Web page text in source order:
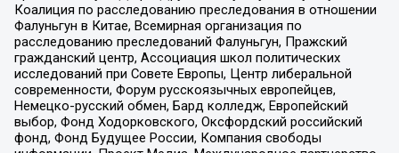
Коалиция по расследованию преследования в отношении
Фалуньгун в Китае, Всемирная организация по
расследованию преследований Фалуньгун, Пражский
гражданский центр, Ассоциация школ политических
исследований при Совете Европы, Центр либеральной
современности, Форум русскоязычных европейцев,
Немецко-русский обмен, Бард колледж, Европейский
выбор, Фонд Ходорковского, Оксфордский российский
фонд, Фонд Будущее России, Компания свободы